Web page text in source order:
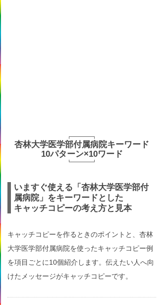
杏林大学医学部付属病院キーワード
10パターン×10ワード
いますぐ使える「杏林大学医学部付
属病院」をキーワードとした
キャッチコピーの考え方と見本
キャッチコピーを作るときのポイントと、杏林
大学医学部付属病院を使ったキャッチコピー例
を項目ごとに10個紹介します。伝えたい人へ向
けたメッセージがキャッチコピーです。